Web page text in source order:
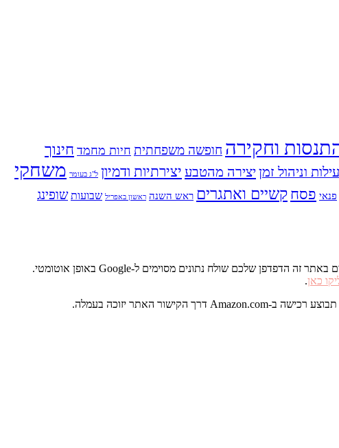
וחקירה חופשה משפחתית חיות מחמד חינוך
וניהול זמן יצירה מהטבע יצירתיות ודמיון ל"ג בעומר משחקי
פנאי פסח קשיים ואתגרים ראש השנה ראשון באפריל שבועות שופינג
אתר זה משתמש בגוגל אנליטיקס, מוצר של גוגל שעוזר לבעלי אתרים להבין את אופן המעורבות של לקוחות באתרים שלהם. כאשר אתם מבקרים באתר זה הדפדפן שלכם שולח נתונים מסוימים ל-Google באופן אוטומטי.
כאן.